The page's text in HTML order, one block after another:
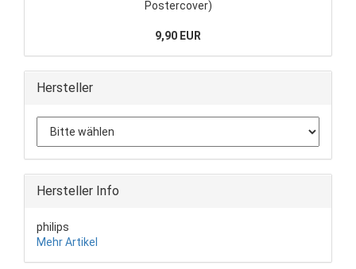
Postercover)
9,90 EUR
Hersteller
Hersteller Info
philips
Mehr Artikel